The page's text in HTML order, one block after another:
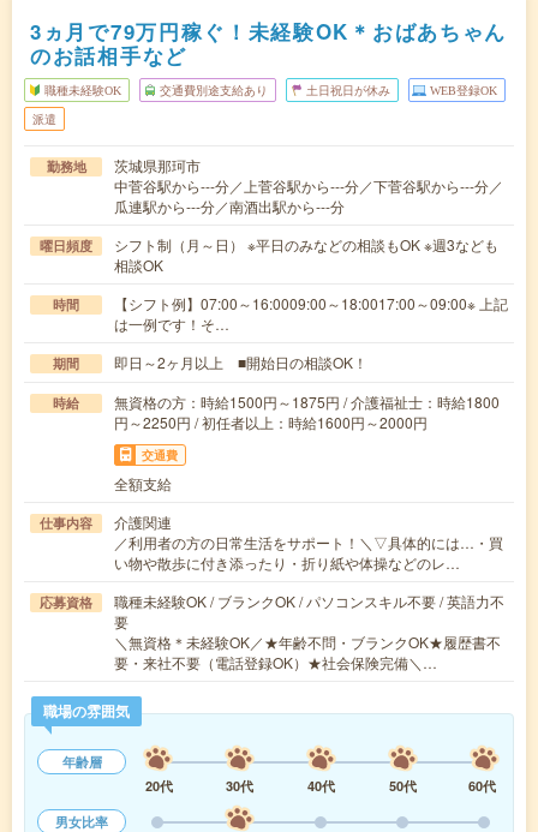
3ヵ月で79万円稼ぐ！未経験OK＊おばあちゃん
のお話相手など
職種未経験OK 交通費別途支給あり 土日祝日が休み WEB登録OK
派遣
勤務地
茨城県那珂市
中菅谷駅から---分／上菅谷駅から---分／下菅谷駅から---分／
瓜連駅から---分／南酒出駅から---分
曜日頻度
シフト制（月～日） ※平日のみなどの相談もOK ※週3なども
相談OK
時間
【シフト例】07:00～16:0009:00～18:0017:00～09:00※ 上記
は一例です！そ…
期間 即日～2ヶ月以上 ■開始日の相談OK！
時給
無資格の方：時給1500円～1875円 / 介護福祉士：時給1800
円～2250円 / 初任者以上：時給1600円～2000円
交通費
全額支給
仕事内容
介護関連
／利用者の方の日常生活をサポート！＼▽具体的には…・買
い物や散歩に付き添ったり・折り紙や体操などのレ…
応募資格
職種未経験OK / ブランクOK / パソコンスキル不要 / 英語力不
要
＼無資格＊未経験OK／★年齢不問・ブランクOK★履歴書不
要・来社不要（電話登録OK）★社会保険完備＼…
職場の雰囲気
年齢層
20代
30代 40代 50代
60代
男女比率